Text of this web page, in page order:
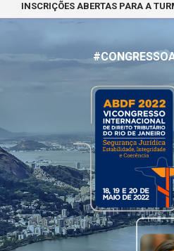
INSCRIÇÕES ABERTAS PARA A